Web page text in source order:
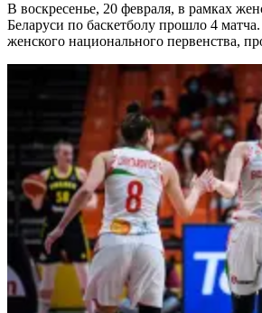
В воскресенье, 20 февраля, в рамках
Беларуси по баскетболу прошло 4 матча.
женского национального первенства,